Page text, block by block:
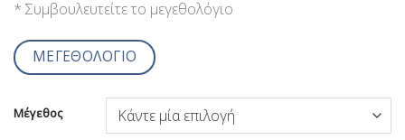
* Συμβουλευτείτε το μεγεθολόγιο
ΜΕΓΕΘΟΛΟΓΙΟ
Μέγεθος